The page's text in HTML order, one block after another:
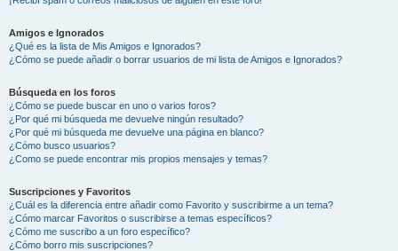
Amigos e Ignorados
¿Qué es la lista de Mis Amigos e Ignorados?
¿Cómo se puede añadir o borrar usuarios de mi lista de Amigos e Ignorados?
Búsqueda en los foros
¿Cómo se puede buscar en uno o varios foros?
¿Por qué mi búsqueda me devuelve ningún resultado?
¿Por qué mi búsqueda me devuelve una página en blanco?
¿Cómo busco usuarios?
¿Como se puede encontrar mis propios mensajes y temas?
Suscripciones y Favoritos
¿Cuál es la diferencia entre añadir como Favorito y suscribirme a un tema?
¿Cómo marcar Favoritos o suscribirse a temas específicos?
¿Cómo me suscribo a un foro específico?
¿Cómo borro mis suscripciones?